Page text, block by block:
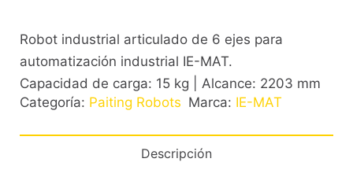
Robot industrial articulado de 6 ejes para
automatización industrial IE-MAT.
Capacidad de carga: 15 kg | Alcance: 2203 mm
Categoría: Paiting Robots Marca: IE-MAT
Descripción